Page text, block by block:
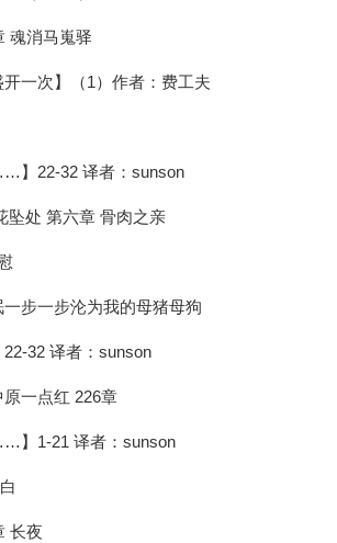
魂消马嵬驿
开一次】（1）作者：费工夫
】22-32 译者：sunson
坠处 第六章 骨肉之亲
步一步沦为我的母猪母狗
22-32 译者：sunson
原一点红 226章
】1-21 译者：sunson
长夜